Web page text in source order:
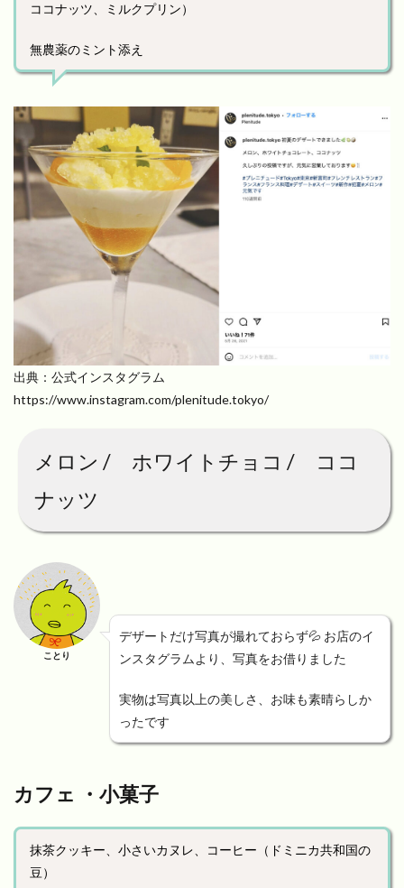
ココナッツ、ミルクプリン）
無農薬のミント添え
出典：公式インスタグラム
https://www.instagram.com/plenitude.tokyo/
メロン / ホワイトチョコ / ココ
ナッツ
ことり
デザートだけ写真が撮れておらず💦 お店のイ
ンスタグラムより、写真をお借りました
実物は写真以上の美しさ、お味も素晴らしか
ったです
カフェ ・小菓子
抹茶クッキー、小さいカヌレ、コーヒー（ドミニカ共和国の
豆）